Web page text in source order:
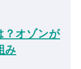
？オゾンが
み